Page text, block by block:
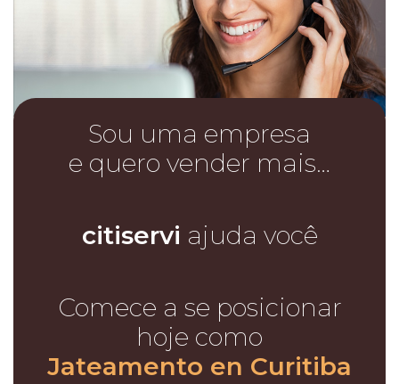
Sou uma empresa
e quero vender mais…
citiservi ajuda você
Comece a se posicionar
hoje como
Jateamento en Curitiba